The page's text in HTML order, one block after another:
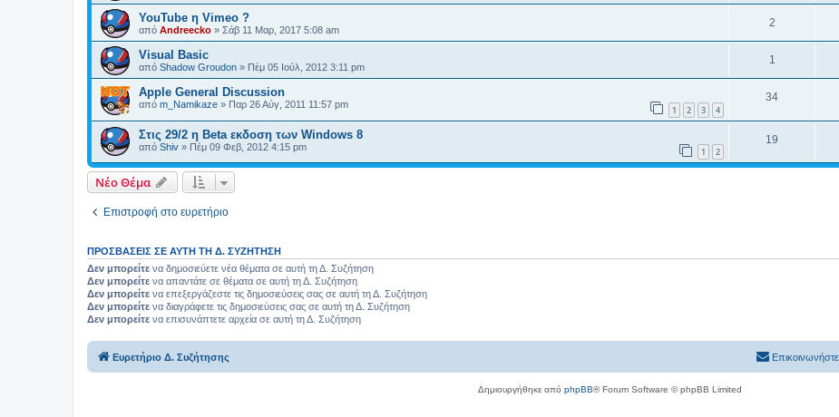
YouTube η Vimeo ?
από Andreecko » Σάβ 11 Μαρ, 2017 5:08 am
2
Visual Basic
από Shadow Groudon » Πέμ 05 Ιούλ, 2012 3:11 pm
1
Apple General Discussion
από m_Namikaze » Παρ 26 Αύγ, 2011 11:57 pm 1 2 3 4
34
Στις 29/2 η Beta εκδοση των Windows 8
από Shiv » Πέμ 09 Φεβ, 2012 4:15 pm 1 2
19
Νέο Θέμα
Επιστροφή στο ευρετήριο
ΠΡΟΣΒΆΣΕΙΣ ΣΕ ΑΥΤΉ ΤΗ Δ. ΣΥΖΉΤΗΣΗ
Δεν μπορείτε να δημοσιεύετε νέα θέματα σε αυτή τη Δ. Συζήτηση
Δεν μπορείτε να απαντάτε σε θέματα σε αυτή τη Δ. Συζήτηση
Δεν μπορείτε να επεξεργάζεστε τις δημοσιεύσεις σας σε αυτή τη Δ. Συζήτηση
Δεν μπορείτε να διαγράφετε τις δημοσιεύσεις σας σε αυτή τη Δ. Συζήτηση
Δεν μπορείτε να επισυνάπτετε αρχεία σε αυτή τη Δ. Συζήτηση
Ευρετήριο Δ. Συζήτησης
Δημιουργήθηκε από phpBB® Forum Software © phpBB Limited